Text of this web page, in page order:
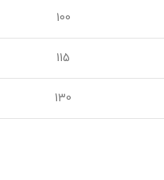
100
115
130